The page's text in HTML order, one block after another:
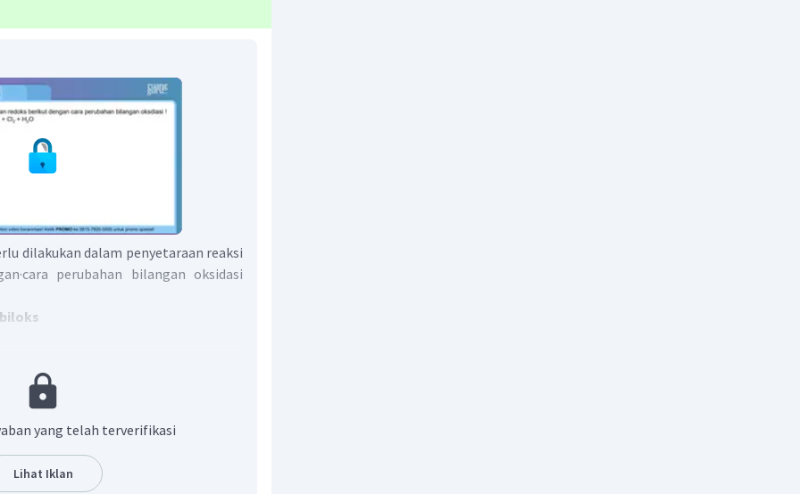
dilakukan dalam penyetaraan reaksi
perubahan bilangan oksidasi
senyawa netral = 0
= -2
& superoksida, contoh :
& -1/2
yang telah terverifikasi
Lihat Iklan